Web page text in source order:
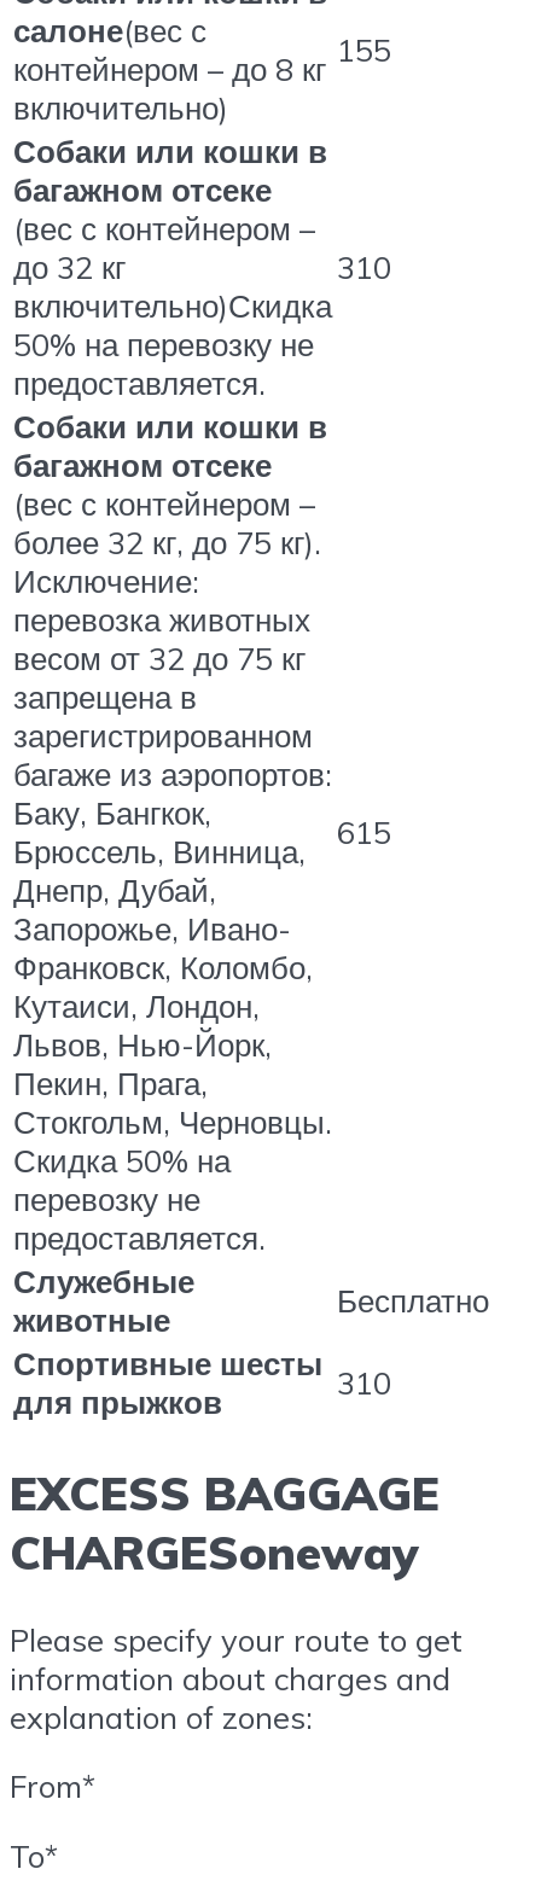
салоне(вес с
контейнером – до 8 кг
включительно)
155
Собаки или кошки в
багажном отсеке
(вес с контейнером –
до 32 кг
включительно)Скидка
50% на перевозку не
предоставляется.
310
Собаки или кошки в
багажном отсеке
(вес с контейнером –
более 32 кг, до 75 кг).
Исключение:
перевозка животных
весом от 32 до 75 кг
запрещена в
зарегистрированном
багаже из аэропортов:
Баку, Бангкок,
Брюссель, Винница,
Днепр, Дубай,
Запорожье, Ивано-
Франковск, Коломбо,
Кутаиси, Лондон,
Львов, Нью-Йорк,
Пекин, Прага,
Стокгольм, Черновцы.
Скидка 50% на
перевозку не
предоставляется.
615
Служебные
животные
Бесплатно
Спортивные шесты
для прыжков
310
EXCESS BAGGAGE
CHARGESoneway
Please specify your route to get
information about charges and
explanation of zones:
From*
To*